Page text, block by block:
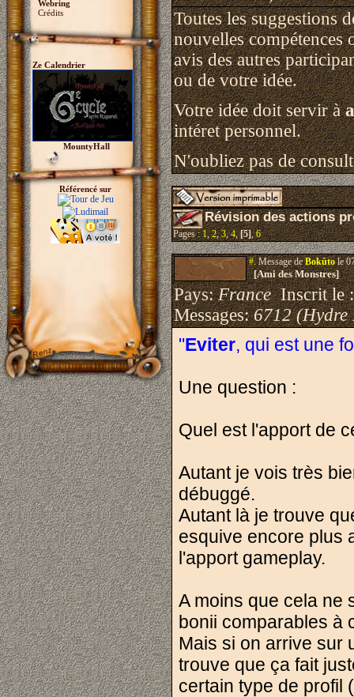
Webring
Crédits
Ze Calendrier
MountyHall
Référencé sur
Toutes les suggestions
nouvelles
avis des autres
ou de votre idée.
Votre idée doit servir à
intéret personnel.
N'oubliez pas de
Révision des actions
Pages :1,2,3,4,[5],6
#.Message deBokûtole
[Ami des Monstres]
Pays:FranceInscrit le
Messages:6712 (Hydre
"Eviter, qui est une
Une question :
Quel est l'apport de
Autant je vois très
débuggé.
Autant là je trouve
esquive encore plus
l'apport gameplay.
A moins que cela ne
bonii comparables à
Mais si on arrive sur
trouve que ça fait
certain type de profil